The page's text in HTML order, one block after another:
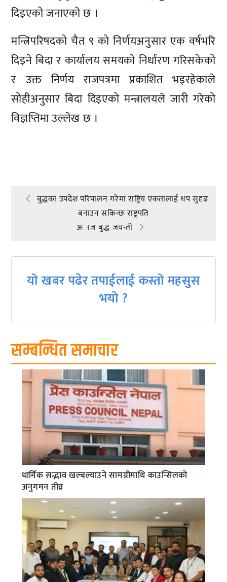
दिइएको जनाएको छ ।
मन्त्रिपरिषदको चैत ९ को निर्णयअनुसार एक वर्षभरि
दिइने बिदा र कार्यालय समयको निर्धारण गरिसकेको
र उक्त निर्णय राजपत्रमा प्रकाशित भइरहेकाले
सोहीअनुसार बिदा दिइएको मन्त्रालयले जारी गरेको
विज्ञप्तिमा उल्लेख छ ।
Post
navigation
बुद्धका उपदेश परिपालन गरेमा राष्ट्रिय एकतालाई थप सुदृढ
बनाउन सकिन्छः राष्ट्रपति
अाज बुद्ध जयन्ती
यो खबर पढेर तपाईलाई कस्तो महसुस
भयो ?
सम्बन्धित समाचार
धार्मिक सद्भाव खल्बल्याउने सामग्रीमाथि काउन्सिलको
अनुगमन तीव्र